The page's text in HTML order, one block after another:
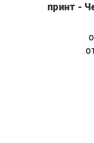
принт -